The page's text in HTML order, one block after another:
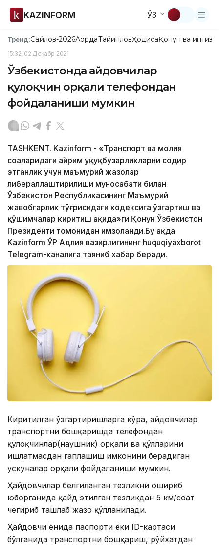
KAZINFORM ЎЗ
Тренд:Сайлов-2026АқордаТайинловҲодисаҚонун ва
15:32, 02 Декабр 2021
Ўзбекистонда ҳайдовчилар
қулоқчин орқали телефондан
фойдаланиши мумкин
TASHKENT. Kazinform - «Транспорт ва молия
соҳаларидаги айрим ҳуқуқбузарликларни содир
этганлик учун маъмурий жазолар
либераллаштирилиши муносабати билан
Ўзбекистон Республикасининг Маъмурий
жавобгарлик тўғрисидаги кодексига ўзгартиш ва
қўшимчалар киритиш ҳақида»ги Қонун Ўзбекистон
Президенти томонидан имзоланди.Бу ҳақда
Kazinform ЎР Адлия вазирлигининг huquqiyaxborot
Telegram-каналига таяниб хабар беради.
Киритилган ўзгартиришларга кўра, ҳайдовчилар
транспортни бошқаришда телефондан
қулоқчинлар(наушник) орқали ва қўлларини
ишлатмасдан гаплашиш имконини берадиган
ускуналар орқали фойдаланиши мумкин.
Ҳайдовчилар белгиланган тезликни ошириб
юборганида қайд этилган тезликдан 5 км/соат
чегириб ташлаб жазо қўлланилади.
Ҳайдовчи ёнида паспорти ёки ID-картаси
бўлганида транспортни бошқариш, рўйхатдан